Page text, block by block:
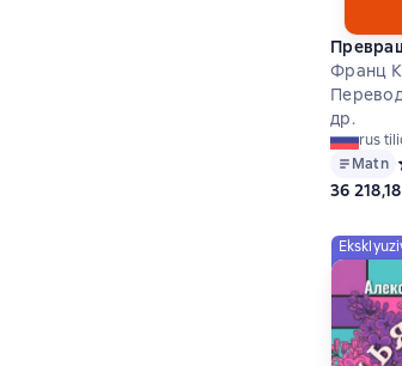
Франц
др.
rus
Matn
36